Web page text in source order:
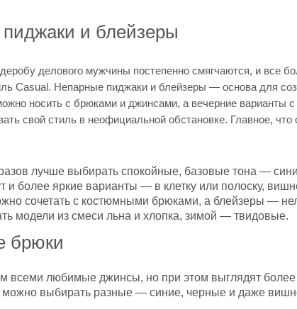
и блейзеры
делового мужчины постепенно смягчаются, и все
Casual. Непарные пиджаки и блейзеры — основа для
носить с брюками и джинсами, а вечерние варианты с
свой стиль в неофициальной обстановке. Главное, что
лучше выбирать спокойные, базовые тона —
и более яркие варианты — в клетку или полоску,
сочетать с костюмными брюками, а блейзеры —
модели из смеси льна и хлопка, зимой — твидовые.
брюки
всеми любимые джинсы, но при этом выглядят более
можно выбирать разные — синие, черные и даже